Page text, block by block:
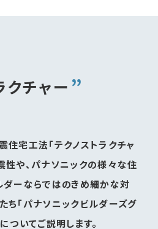
クチャー
宅工法「テクノストラクチャ
性や、パナソニックの様々な住
ダーならではのきめ細かな対
ち「パナソニックビルダーズグ
ついてご説明します。